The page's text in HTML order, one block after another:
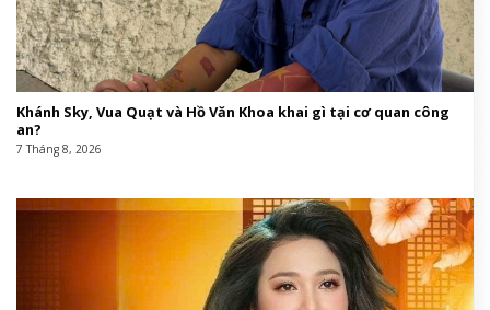
Khánh Sky, Vua Quạt và Hồ Văn Khoa khai gì tại cơ quan công
an?
7 Tháng 8, 2026